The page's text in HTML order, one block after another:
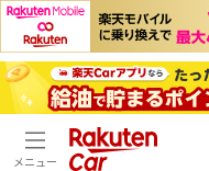
メニュー